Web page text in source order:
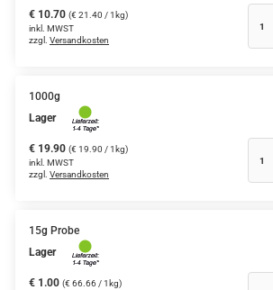
€ 10.70 (€ 21.40 / 1kg)
inkl. MWST
zzgl. Versandkosten
1000g
Lager
€ 19.90 (€ 19.90 / 1kg)
inkl. MWST
zzgl. Versandkosten
15g Probe
Lager
€ 1.00 (€ 66.66 / 1kg)